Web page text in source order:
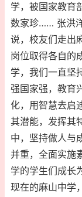
学，被国家教育
数家珍…… 张洪
说，校友们走出
岗位取得各自的
学，我们一直坚
强国家强，教育
化，用智慧去启
其潜能，发挥其
中，坚持做人与
并重，全面实施
学的学生们成长
现在的麻山中学